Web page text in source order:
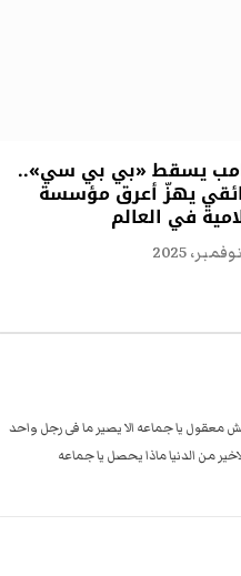
يسقط «بي بي سي»..
يهزّ أعرق مؤسسة
في العالم
معقول يا جماعه الا يصير ما فى رجل واحد
من الدنيا ماذا يحصل يا جماعه